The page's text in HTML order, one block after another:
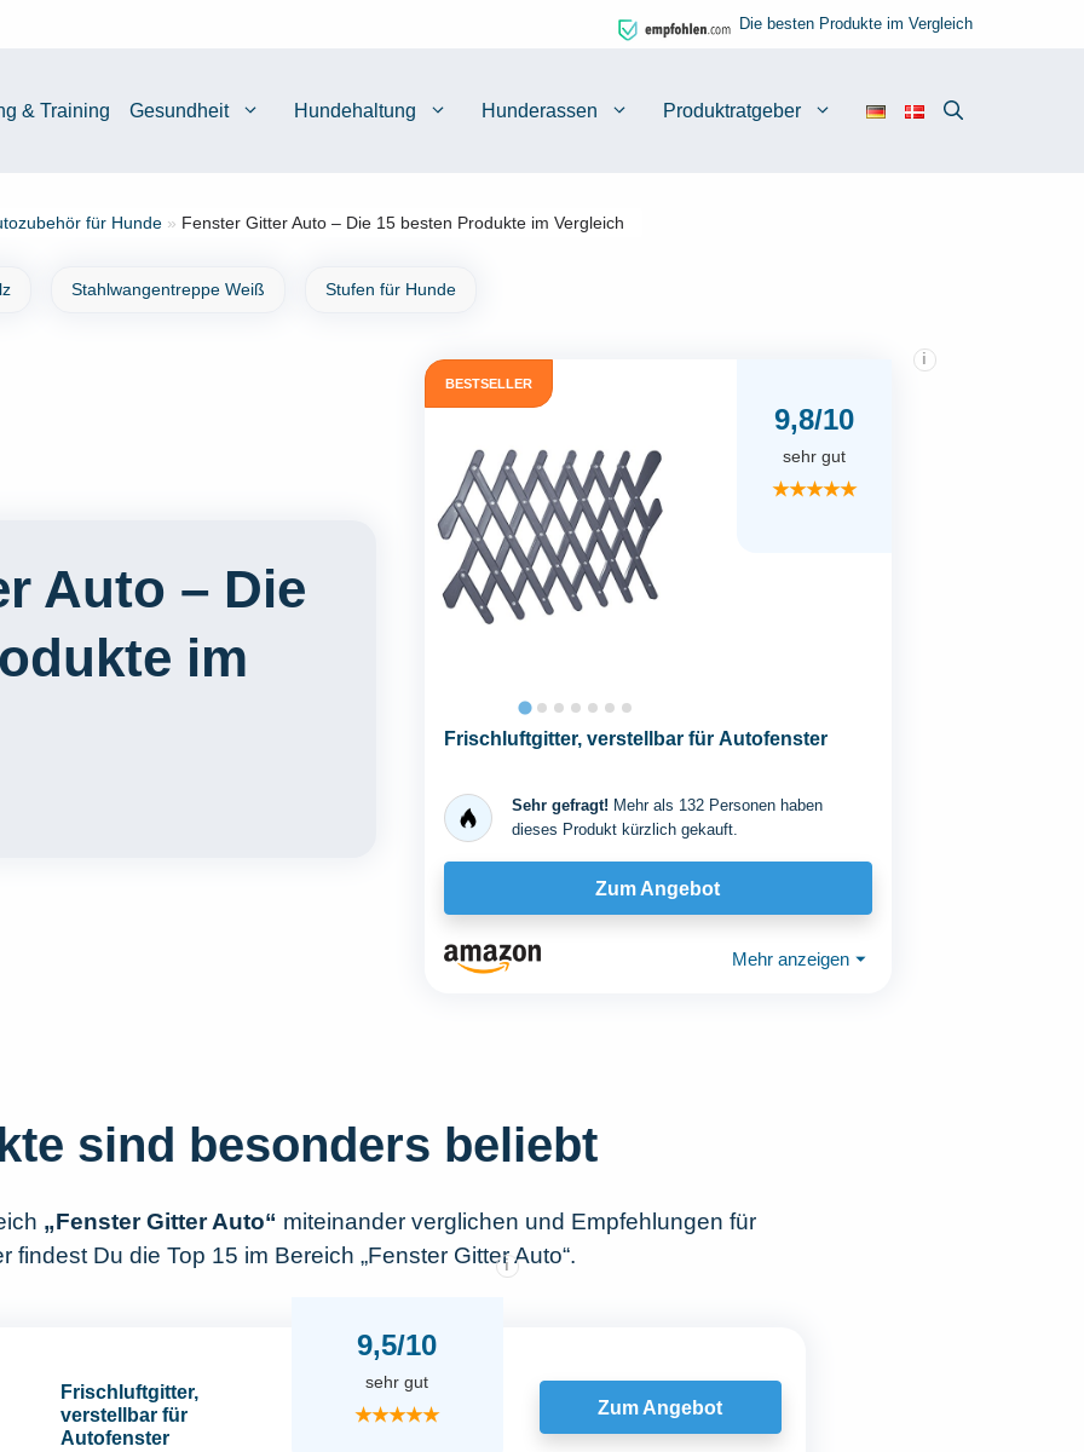
Die besten Produkte im Vergleich
& Training Gesundheit Hundehaltung Hunderassen Produktratgeber
für Hunde » Fenster Gitter Auto – Die 15 besten Produkte im Vergleich
Stahlwangentreppe Weiß Stufen für Hunde
Auto – Die
im
BESTSELLER
9,8/10
i
sehr gut
★★★★★
Frischluftgitter, verstellbar für Autofenster
Sehr gefragt! Mehr als 132 Personen haben
dieses Produkt kürzlich gekauft.
Zum Angebot
Mehr anzeigen ⏷
sind besonders beliebt
„Fenster Gitter Auto“ miteinander verglichen und Empfehlungen für
findest Du die Top 15 im Bereich „Fenster Gitter Auto“.
Frischluftgitter,
verstellbar für
Autofenster
9,5/10
i
sehr gut
★★★★★ Zum Angebot